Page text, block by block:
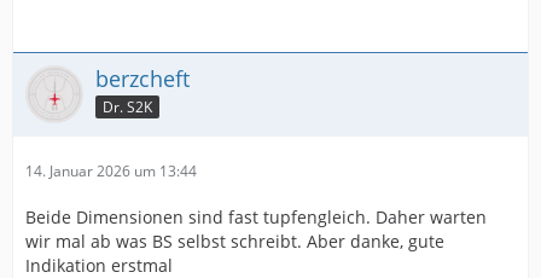
berzcheft
Dr. S2K
14. Januar 2026 um 13:44
Beide Dimensionen sind fast tupfengleich. Daher warten
wir mal ab was BS selbst schreibt. Aber danke, gute
Indikation erstmal